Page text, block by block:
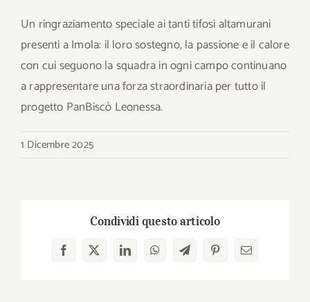
Un ringraziamento speciale ai tanti tifosi altamurani
presenti a Imola: il loro sostegno, la passione e il calore
con cui seguono la squadra in ogni campo continuano
a rappresentare una forza straordinaria per tutto il
progetto PanBiscò Leonessa.
1 Dicembre 2025
Condividi questo articolo
Facebook
X LinkedInWhatsAppTelegramPinterestEmail